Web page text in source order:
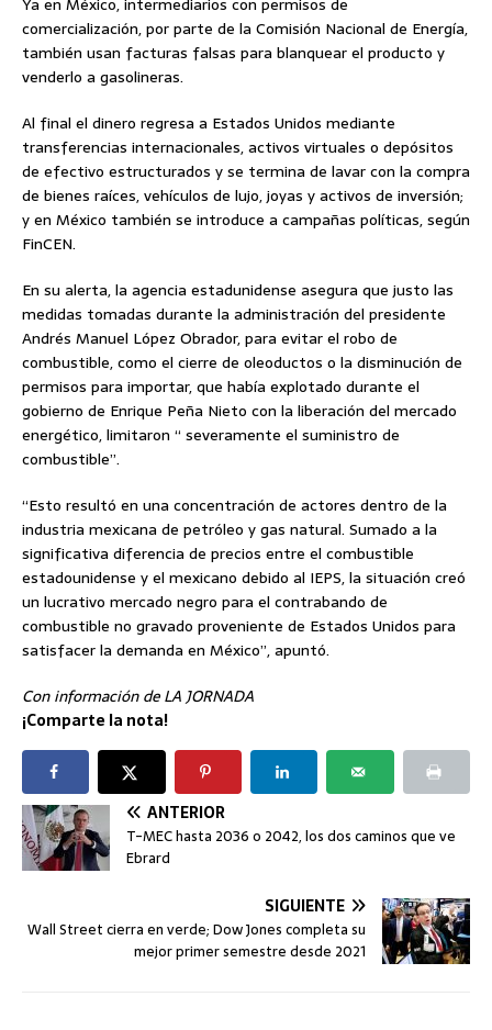
comercialización, por parte de la Comisión Nacional de Energía,
también usan facturas falsas para blanquear el producto y
venderlo a gasolineras.
Al final el dinero regresa a Estados Unidos mediante
transferencias internacionales, activos virtuales o depósitos
de efectivo estructurados y se termina de lavar con la compra
de bienes raíces, vehículos de lujo, joyas y activos de inversión;
y en México también se introduce a campañas políticas, según
FinCEN.
En su alerta, la agencia estadunidense asegura que justo las
medidas tomadas durante la administración del presidente
Andrés Manuel López Obrador, para evitar el robo de
combustible, como el cierre de oleoductos o la disminución de
permisos para importar, que había explotado durante el
gobierno de Enrique Peña Nieto con la liberación del mercado
energético, limitaron “ severamente el suministro de
combustible”.
“Esto resultó en una concentración de actores dentro de la
industria mexicana de petróleo y gas natural. Sumado a la
significativa diferencia de precios entre el combustible
estadounidense y el mexicano debido al IEPS, la situación creó
un lucrativo mercado negro para el contrabando de
combustible no gravado proveniente de Estados Unidos para
satisfacer la demanda en México”, apuntó.
Con información de LA JORNADA
¡Comparte la nota!
ANTERIOR
T-MEC hasta 2036 o 2042, los dos caminos que ve
Ebrard
SIGUIENTE
Wall Street cierra en verde; Dow Jones completa su
mejor primer semestre desde 2021